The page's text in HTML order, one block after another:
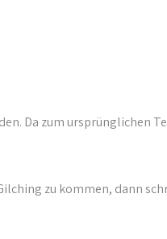
Da zum ursprünglichen
zu kommen, dann